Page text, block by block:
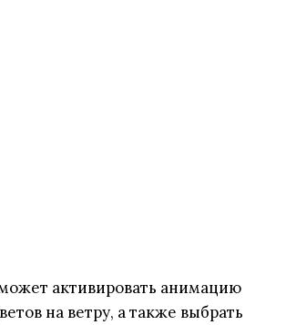
активировать анимацию
на ветру, а также выбрать